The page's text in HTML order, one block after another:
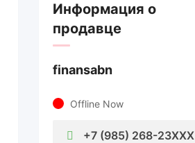
Информация о
продавце
finansabn
Offline Now
+7 (985) 268-23XXX